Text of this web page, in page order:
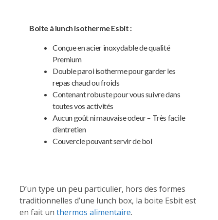
Boite à lunch isotherme Esbit :
Conçue en acier inoxydable de qualité
Premium
Double paroi isotherme pour garder les
repas chaud ou froids
Contenant robuste pour vous suivre dans
toutes vos activités
Aucun goût ni mauvaise odeur – Très facile
d’entretien
Couvercle pouvant servir de bol
D’un type un peu particulier, hors des formes
traditionnelles d’une lunch box, la boite Esbit est
en fait un thermos alimentaire.